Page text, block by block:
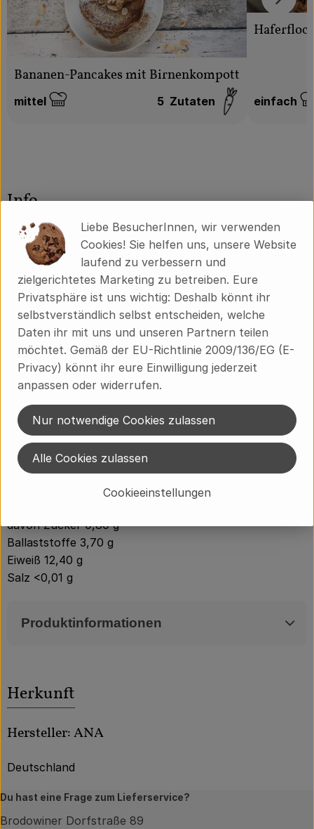
Bananen-Pancakes mit Birnenkompott
Schwierigkeit:
mittel 5 Zutaten einfach
Info
Dinkelmehl Type 630, 1 kg
Ein sehr fein ausgemahlenes Mehl mit hervorragenden
Backeigenschaften. Das Alnatura Dinkelmehl Type 630
ist perfekt für Kuchen, Torten und Gebäck sowie
Weißbrot und Brötchen. Der Dinkel stammt aus
Bioland-Anbau.
Zutaten:
Dinkelmehl* Type 630
*aus biologischem Anbau
Durchschnittliche Nährwerte pro 100g:
Energie 1.460,00 kj (344,00 kcl )
Fett, 1,30 g
davon gesättigte Fettsäuren 0,10 g
davon Zucker 0,80 g
Ballaststoffe 3,70 g
Eiweiß 12,40 g
Salz <0,01 g
Produktinformationen
Herkunft
Hersteller: ANA
Deutschland
Du hast eine Frage zum Lieferservice?
Brodowiner Dorfstraße 89
Liebe BesucherInnen, wir verwenden
Cookies! Sie helfen uns, unsere Website
laufend zu verbessern und
zielgerichtetes Marketing zu betreiben. Eure
Privatsphäre ist uns wichtig: Deshalb könnt ihr
selbstverständlich selbst entscheiden, welche
Daten ihr mit uns und unseren Partnern teilen
möchtet. Gemäß der EU-Richtlinie 2009/136/EG (E-
Privacy) könnt ihr eure Einwilligung jederzeit
anpassen oder widerrufen.
Cookieeinstellungen
Nur notwendige Cookies zulassen
Alle Cookies zulassen